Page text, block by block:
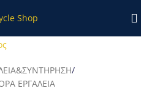
θα επεξεργαστούν απο εμάς
/
ΕΡΓΑΛΕΙΑ